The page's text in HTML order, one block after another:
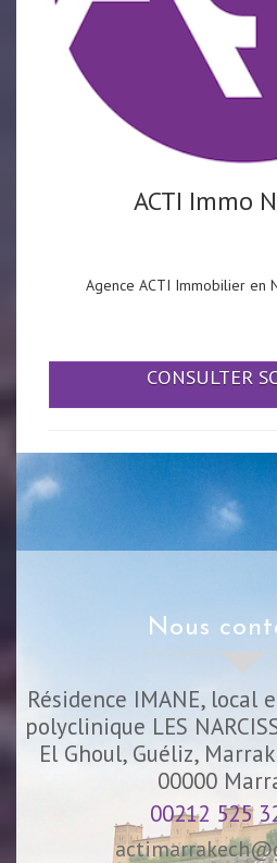
ACTI Immo
Agence ACTI Immobilier en
CONSULTER
nous
Résidence IMANE, local
polyclinique LES
El Ghoul, Guéliz,
00000
00212 525